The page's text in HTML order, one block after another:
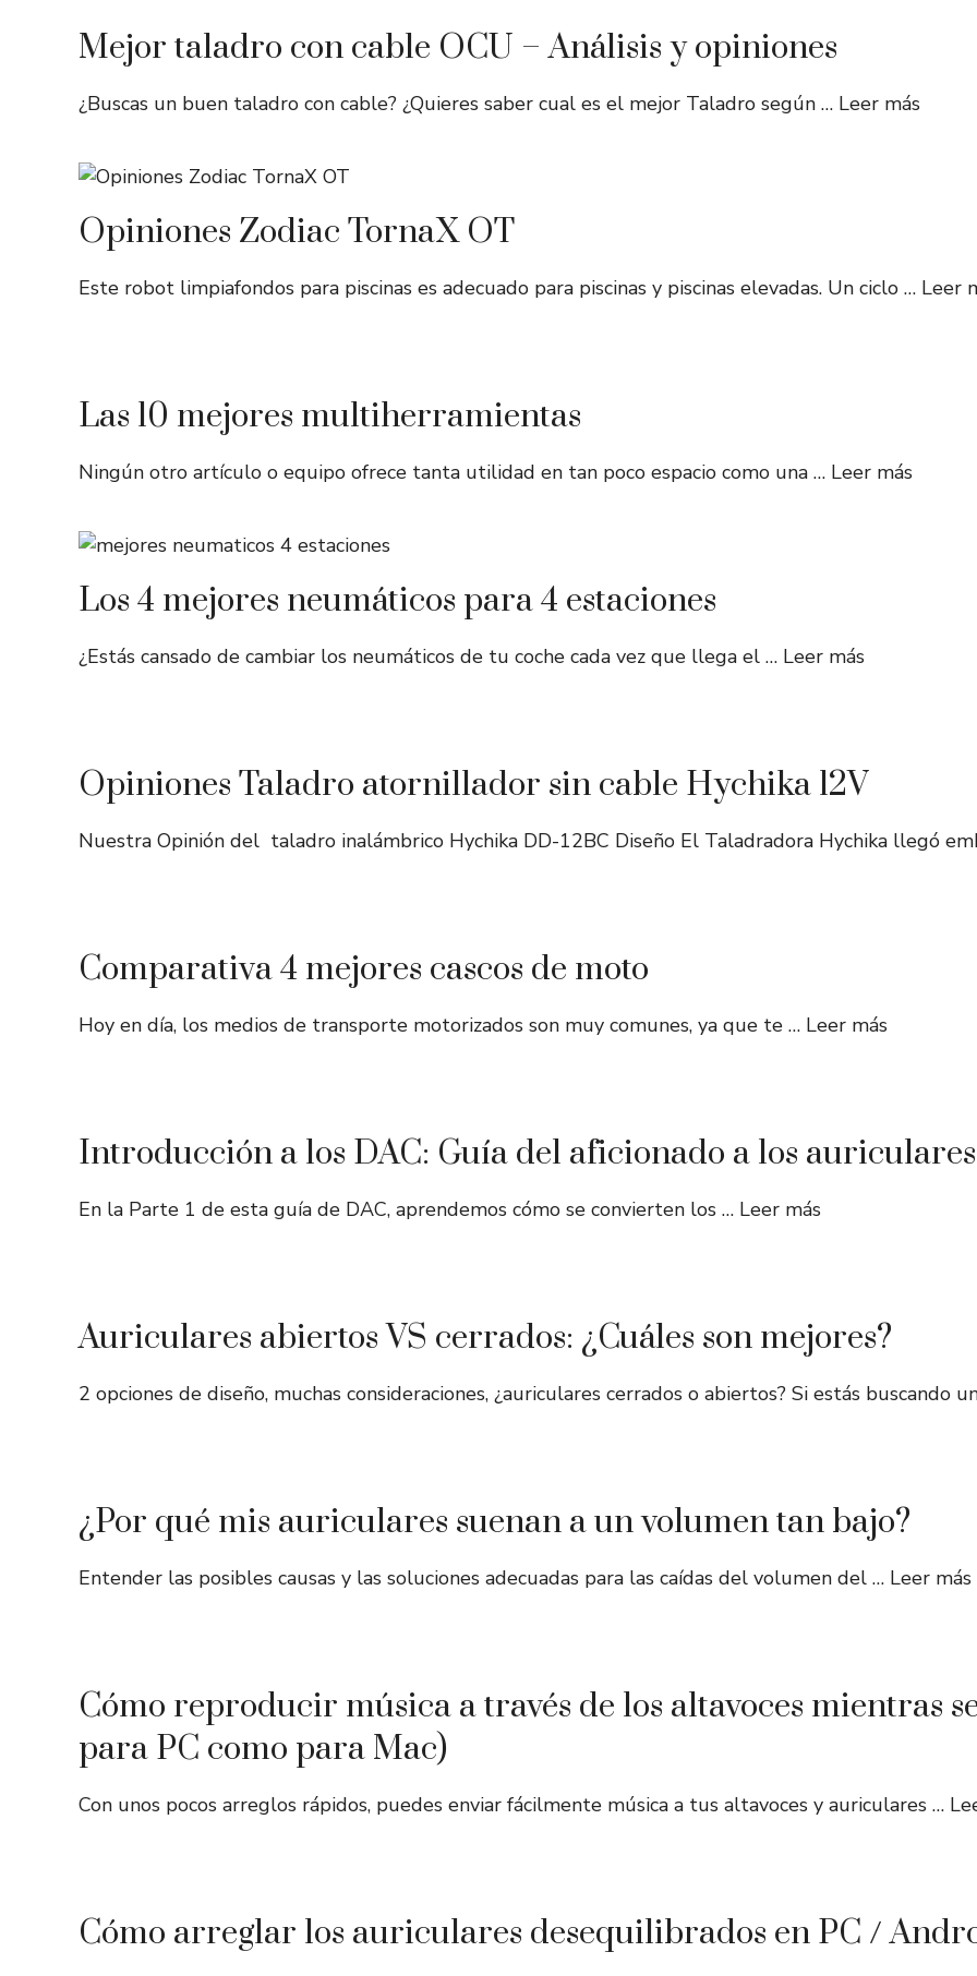
Mejor taladro con cable OCU – Análisis y opiniones
¿Buscas un buen taladro con cable? ¿Quieres saber cual es el mejor Taladro según … Leer más
Opiniones Zodiac TornaX OT
Este robot limpiafondos para piscinas es adecuado para piscinas y piscinas elevadas. Un ciclo … Leer
Las 10 mejores multiherramientas
Ningún otro artículo o equipo ofrece tanta utilidad en tan poco espacio como una … Leer más
Los 4 mejores neumáticos para 4 estaciones
¿Estás cansado de cambiar los neumáticos de tu coche cada vez que llega el … Leer más
Opiniones Taladro atornillador sin cable Hychika 12V
Nuestra Opinión del taladro inalámbrico Hychika DD-12BC Diseño El Taladradora Hychika llegó
Comparativa 4 mejores cascos de moto
Hoy en día, los medios de transporte motorizados son muy comunes, ya que te … Leer más
Introducción a los DAC: Guía del aficionado a los auriculares
En la Parte 1 de esta guía de DAC, aprendemos cómo se convierten los … Leer más
Auriculares abiertos VS cerrados: ¿Cuáles son mejores?
2 opciones de diseño, muchas consideraciones, ¿auriculares cerrados o abiertos? Si estás buscando
¿Por qué mis auriculares suenan a un volumen tan bajo?
Entender las posibles causas y las soluciones adecuadas para las caídas del volumen del … Leer más
Cómo reproducir música a través de los altavoces mientras
para PC como para Mac)
Con unos pocos arreglos rápidos, puedes enviar fácilmente música a tus altavoces y auriculares …
Cómo arreglar los auriculares desequilibrados en PC /